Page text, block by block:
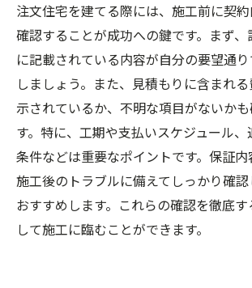
注文住宅を建てる際には、施工前に契
確認することが成功への鍵です。まず
に記載されている内容が自分の要望通
しましょう。また、見積もりに含まれ
示されているか、不明な項目がないか
す。特に、工期や支払いスケジュール
条件などは重要なポイントです。保証内
施工後のトラブルに備えてしっかり確
おすすめします。これらの確認を徹底
して施工に臨むことができます。